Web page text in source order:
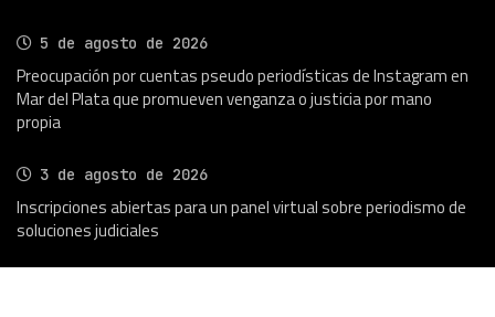
5 de agosto de 2026
Preocupación por cuentas pseudo periodísticas de Instagram en
Mar del Plata que promueven venganza o justicia por mano
propia
3 de agosto de 2026
Inscripciones abiertas para un panel virtual sobre periodismo de
soluciones judiciales